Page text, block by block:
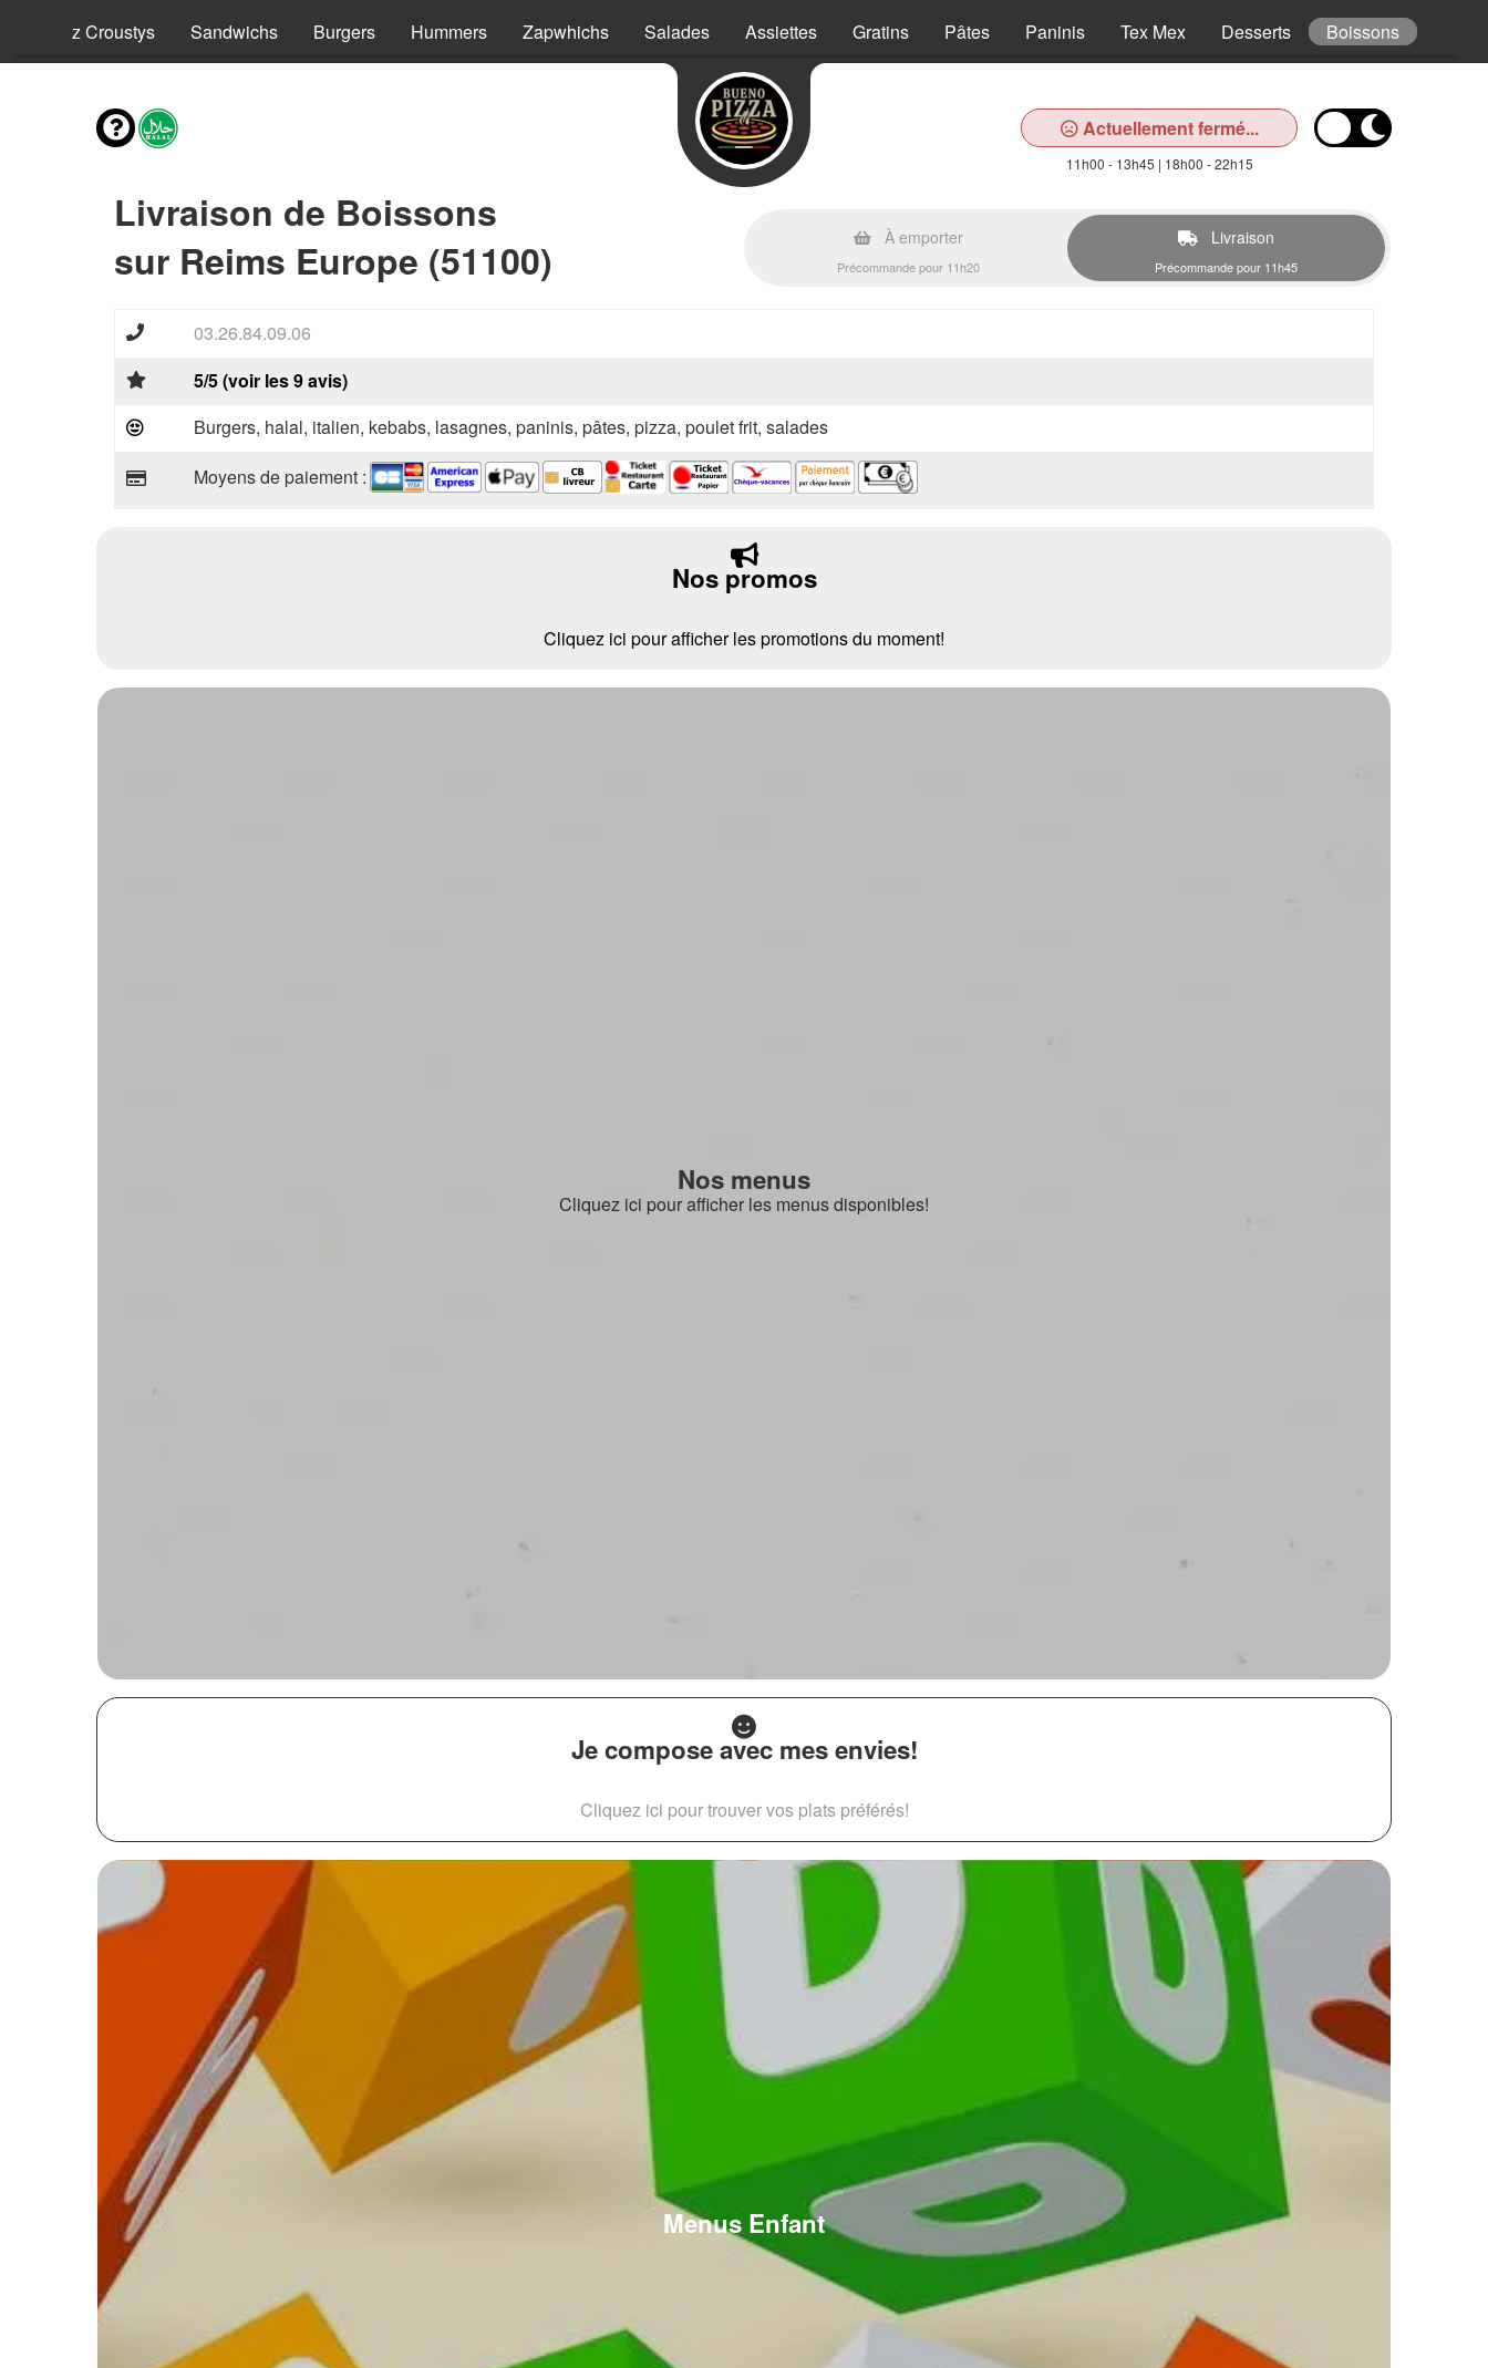
Riz Croustys Sandwichs Burgers Hummers Zapwhichs Salades Assiettes Gratins Pâtes Paninis Tex Mex Desserts Boissons
Actuellement fermé...
11h00 - 13h45 | 18h00 - 22h15
Livraison de Boissons
sur Reims Europe (51100)
À emporter
Précommande pour 11h20
Livraison
Précommande pour 11h45
03.26.84.09.06
5/5 (voir les 9 avis)
Burgers, halal, italien, kebabs, lasagnes, paninis, pâtes, pizza, poulet frit, salades
Moyens de paiement :
Nos promos
Cliquez ici pour afficher les promotions du moment!
Nos menus
Cliquez ici pour afficher les menus disponibles!
Je compose avec mes envies!
Cliquez ici pour trouver vos plats préférés!
Menus Enfant